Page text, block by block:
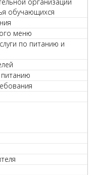
обучающихся
меню
по питанию и